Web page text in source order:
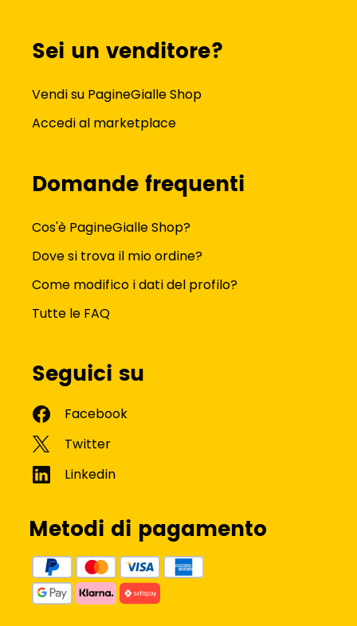
Sei un venditore?
Vendi su PagineGialle Shop
Accedi al marketplace
Domande frequenti
Cos'è PagineGialle Shop?
Dove si trova il mio ordine?
Come modifico i dati del profilo?
Tutte le FAQ
Seguici su
Metodi di pagamento